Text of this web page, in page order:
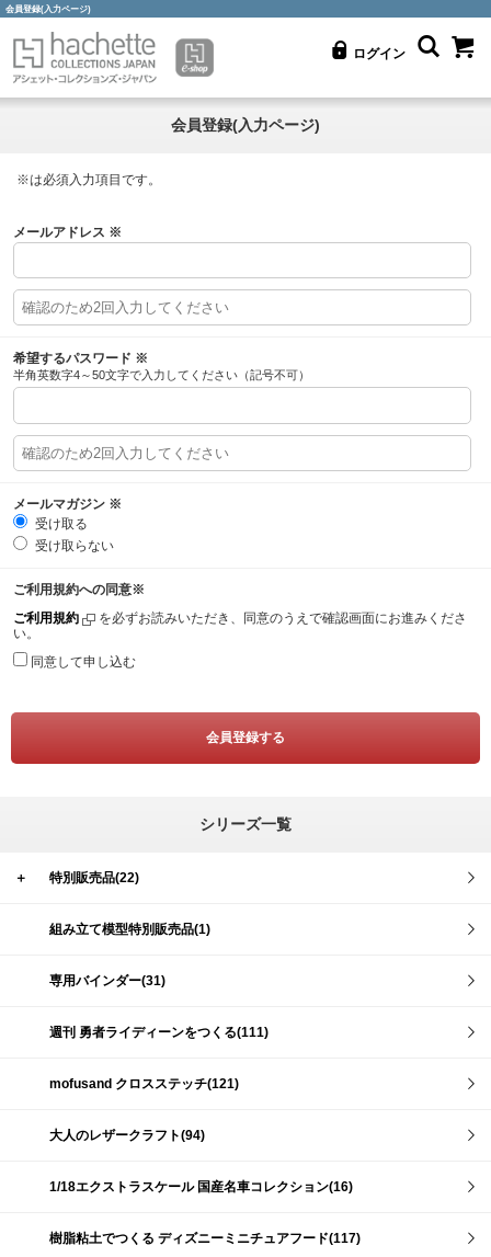
会員登録(入力ページ)
ログイン
会員登録(入力ページ)
※は必須入力項目です。
メールアドレス ※
希望するパスワード ※
半角英数字4～50文字で入力してください（記号不可）
メールマガジン ※
受け取る
受け取らない
ご利用規約への同意※
ご利用規約
を必ずお読みいただき、同意のうえで確認画面にお進みくださ
い。
同意して申し込む
シリーズ一覧
＋ 特別販売品(22)
組み立て模型特別販売品(1)
専用バインダー(31)
週刊 勇者ライディーンをつくる(111)
mofusand クロスステッチ(121)
大人のレザークラフト(94)
1/18エクストラスケール 国産名車コレクション(16)
樹脂粘土でつくる ディズニーミニチュアフード(117)